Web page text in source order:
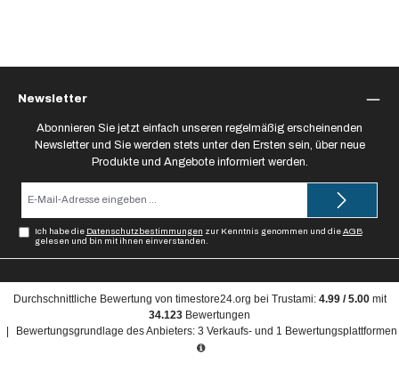
Durchschnittliche Bewertung von timestore24.org bei Trustami: 4.99/5.00mit
34.123 Bewertungen
Bewertungsgrundlage des Anbieters: 3 Verkaufs- und 1 Bewertungsplattformen
Newsletter
Abonnieren Sie jetzt einfach unseren regelmäßig erscheinenden
Newsletter und Sie werden stets unter den Ersten sein, über neue
Produkte und Angebote informiert werden.
Ich habe die Datenschutzbestimmungen zur Kenntnis genommen und dieAGB
gelesen und bin mit ihnen einverstanden.